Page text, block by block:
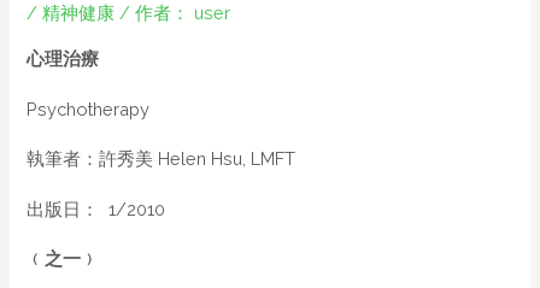
/精神健康 / 作者： user
心理治療
Psychotherapy
執筆者：許秀美 Helen Hsu, LMFT
出版日： 1/2010
﹙之一﹚